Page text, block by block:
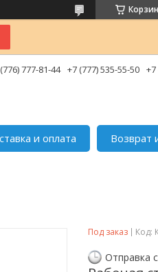
777-81-44 +7 (777) 535-55-50 +7
и оплата Возврат
Под заказ Код:
Отправка